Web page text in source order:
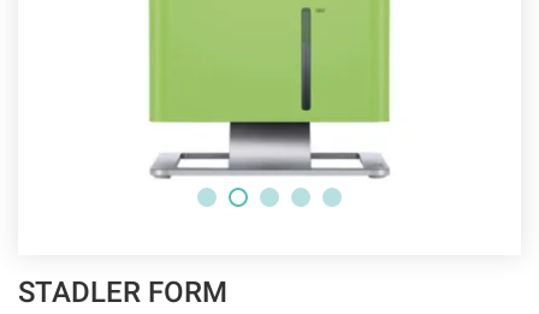
STADLER FORM